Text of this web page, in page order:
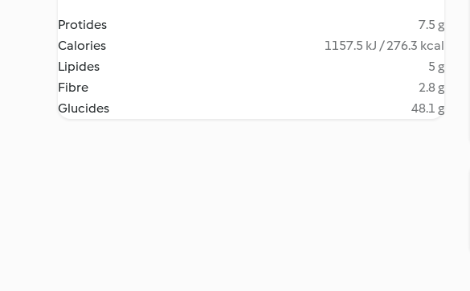
Protides
7.5 g
Calories
1157.5 kJ / 276.3 kcal
Lipides
5 g
Fibre
2.8 g
Glucides
48.1 g